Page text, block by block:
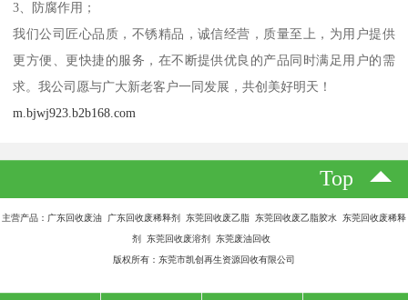
3、防腐作用；
我们公司匠心品质，不锈精品，诚信经营，质量至上，为用户提供
更方便、更快捷的服务，在不断提供优良的产品同时满足用户的需
求。我公司愿与广大新老客户一同发展，共创美好明天！
m.bjwj923.b2b168.com
Top
主营产品：广东回收废油 广东回收废稀释剂 东莞回收废乙脂 东莞回收废乙脂胶水 东莞回收废稀释
剂 东莞回收废溶剂 东莞废油回收
版权所有：东莞市凯创再生资源回收有限公司